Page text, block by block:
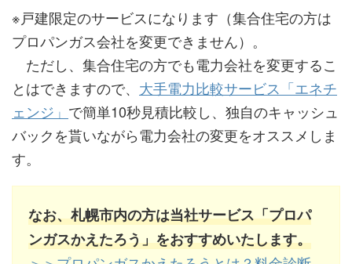
※戸建限定のサービスになります（集合住宅の方は
プロパンガス会社を変更できません）。
ただし、集合住宅の方でも電力会社を変更するこ
とはできますので、 大手電力比較サービス「エネチ
ェンジ」 で簡単10秒見積比較し、独自のキャッシュ
バックを貰いながら電力会社の変更をオススメしま
す。
なお、札幌市内の方は当社サービス「プロパ
ンガスかえたろう」をおすすめいたします。